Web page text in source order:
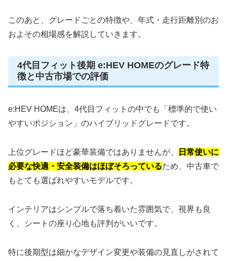
このあと、グレードごとの特徴や、年式・走行距離別のお
およその相場感を解説していきます。
4代目フィット後期 e:HEV HOMEのグレード特
徴と中古市場での評価
e:HEV HOMEは、4代目フィットの中でも「標準的で使い
やすいポジション」のハイブリッドグレードです。
上位グレードほど豪華装備ではありませんが、
日常使いに
必要な快適・安全装備はほぼそろっているため、中古車で
もとても選ばれやすいモデルです。
インテリアはシンプルで落ち着いた雰囲気で、視界も良
く、シートの座り心地も評判がいいです。
特に後期型は細かなデザイン変更や装備の見直しがされて